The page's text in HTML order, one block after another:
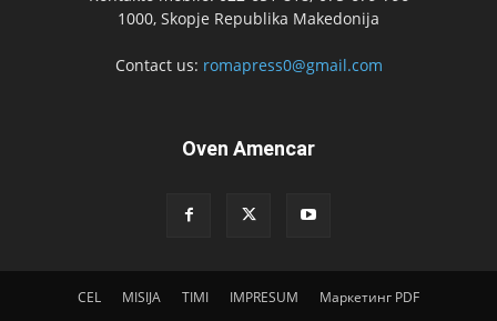
1000, Skopje Republika Makedonija
Contact us: romapress0@gmail.com
Oven Amencar
CEL MISIJA TIMI IMPRESUM Маркетинг PDF